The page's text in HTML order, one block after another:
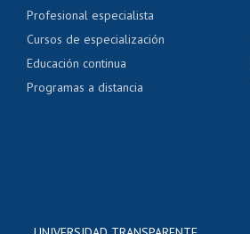
Profesional especialista
Cursos de especialización
Educación continua
Programas a distancia